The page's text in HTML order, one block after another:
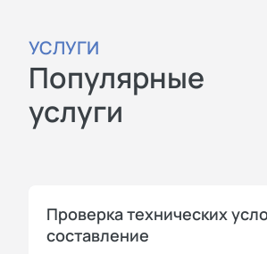
УСЛУГИ
Популярные
услуги
Проверка технических
составление